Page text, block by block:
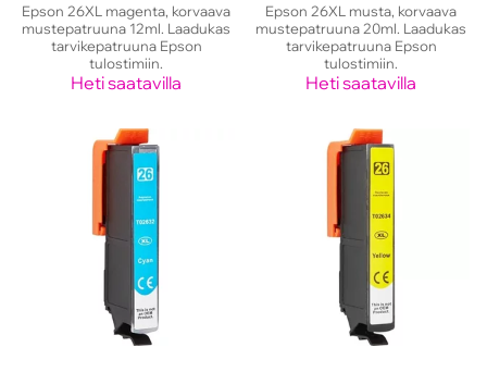
Epson 26XL magenta, korvaava
mustepatruuna 12ml. Laadukas
tarvikepatruuna Epson
tulostimiin.
Heti saatavilla
Epson 26XL musta, korvaava
mustepatruuna 20ml. Laadukas
tarvikepatruuna Epson
tulostimiin.
Heti saatavilla